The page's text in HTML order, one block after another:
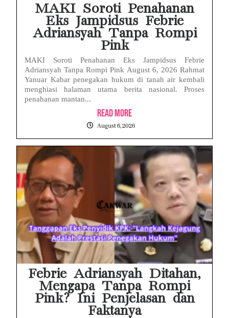
MAKI Soroti Penahanan
Eks Jampidsus Febrie
Adriansyah Tanpa Rompi
Pink
MAKI Soroti Penahanan Eks Jampidsus Febrie
Adriansyah Tanpa Rompi Pink August 6, 2026 Rahmat
Yanuar Kabar penegakan hukum di tanah air kembali
menghiasi halaman utama berita nasional. Proses
penahanan mantan...
Read More
August 6, 2026
Febrie Adriansyah Ditahan,
Mengapa Tanpa Rompi
Pink? Ini Penjelasan dan
Faktanya